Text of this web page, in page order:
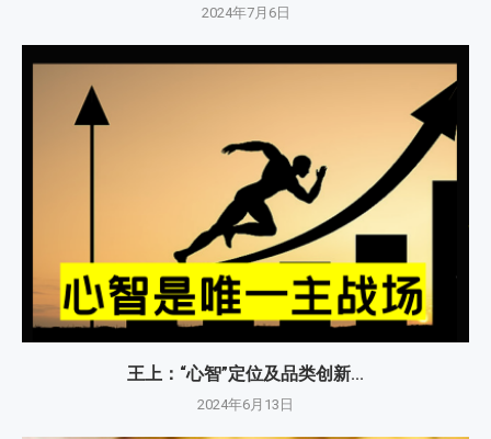
2024年7月6日
王上：“心智”定位及品类创新...
2024年6月13日